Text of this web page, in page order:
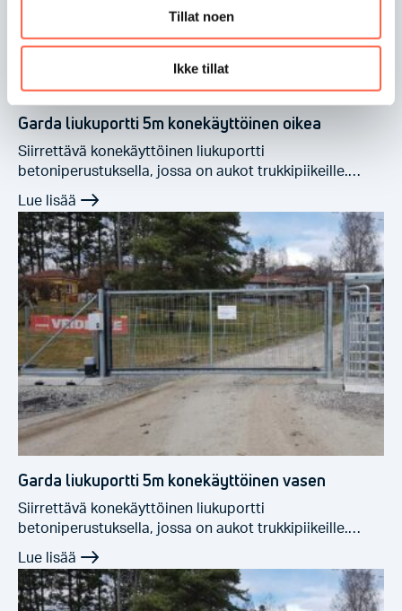
Tillat noen
Ikke tillat
Garda liukuportti 5m konekäyttöinen oikea
Siirrettävä konekäyttöinen liukuportti
betoniperustuksella, jossa on aukot trukkipiikeille.…
Garda liukuportti 5m konekäyttöinen vasen
Siirrettävä konekäyttöinen liukuportti
betoniperustuksella, jossa on aukot trukkipiikeille.…